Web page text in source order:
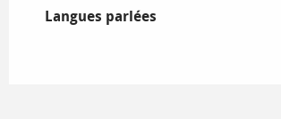
Langues parlées
Langues parlées